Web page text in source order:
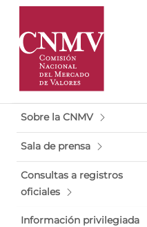
Sobre la CNMV
Sala de prensa
Consultas a registros
oficiales
Información privilegiada